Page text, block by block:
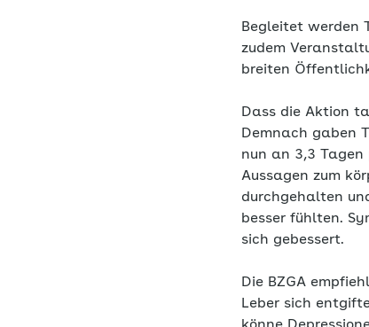
Begleitet werden
zudem
breiten
Dass die Aktion
Demnach gaben
nun an 3,3
Aussagen zum
durchgehalten
besser fühlten.
sich gebessert.
Die BZGA
Leber sich